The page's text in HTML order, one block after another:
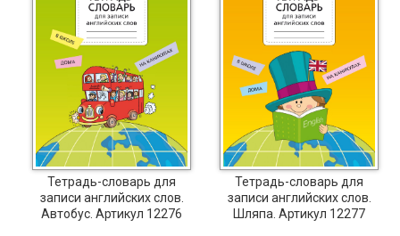
Тетрадь-словарь для
записи английских слов.
Автобус. Артикул 12276
Тетрадь-словарь для
записи английских слов.
Шляпа. Артикул 12277